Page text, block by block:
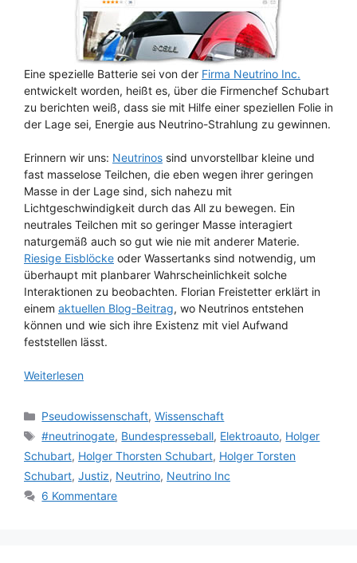
Eine spezielle Batterie sei von der Firma Neutrino Inc.
entwickelt worden, heißt es, über die Firmenchef Schubart
zu berichten weiß, dass sie mit Hilfe einer speziellen Folie in
der Lage sei, Energie aus Neutrino-Strahlung zu gewinnen.
Erinnern wir uns: Neutrinos sind unvorstellbar kleine und
fast masselose Teilchen, die eben wegen ihrer geringen
Masse in der Lage sind, sich nahezu mit
Lichtgeschwindigkeit durch das All zu bewegen. Ein
neutrales Teilchen mit so geringer Masse interagiert
naturgemäß auch so gut wie nie mit anderer Materie.
Riesige Eisblöcke oder Wassertanks sind notwendig, um
überhaupt mit planbarer Wahrscheinlichkeit solche
Interaktionen zu beobachten. Florian Freistetter erklärt in
einem aktuellen Blog-Beitrag, wo Neutrinos entstehen
können und wie sich ihre Existenz mit viel Aufwand
feststellen lässt.
Weiterlesen
Kategorien
Pseudowissenschaft,Wissenschaft
Schlagwörter
#neutrinogate, Bundespresseball, Elektroauto, Holger
Schubart, Holger Thorsten Schubart, Holger Torsten
Schubart, Justiz, Neutrino, Neutrino Inc
6 Kommentare